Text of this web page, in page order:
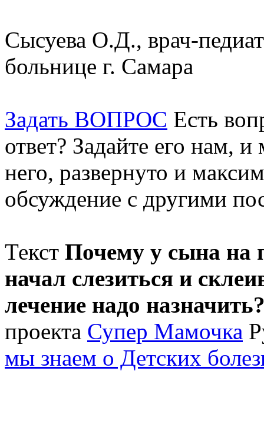
Сысуева О.Д., врач-
больнице г. Самара
Задать ВОПРОС Есть
ответ? Задайте его нам,
него, развернуто и
обсуждение с другими
Текст Почему у сына на
начал слезиться и
лечение надо
проекта Супер Мамочка
мы знаем о Детских